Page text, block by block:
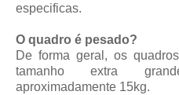
especificas.
O quadro é pesado?
De forma geral, os
tamanho extra
aproximadamente 15kg.